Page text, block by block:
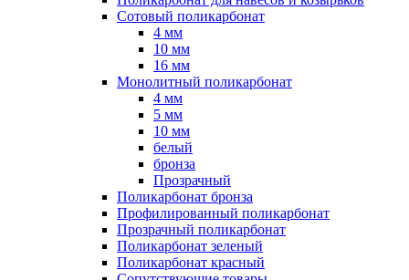
Сотовый поликарбонат
4 мм
10 мм
16 мм
Монолитный поликарбонат
4 мм
5 мм
10 мм
белый
бронза
Прозрачный
Поликарбонат бронза
Профилированный поликарбонат
Прозрачный поликарбонат
Поликарбонат зеленый
Поликарбонат красный